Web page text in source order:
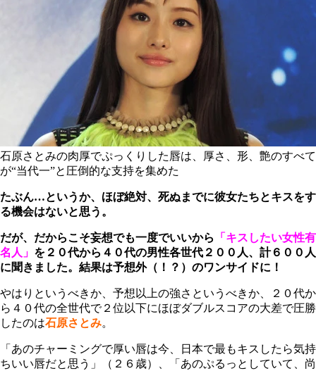
石原さとみの肉厚でぷっくりした唇は、厚さ、形、艶のすべて
が“当代一”と圧倒的な支持を集めた
たぶん…というか、ほぼ絶対、死ぬまでに彼女たちとキスをす
る機会はないと思う。
だが、だからこそ妄想でも一度でいいから
「キスしたい女性有
名人」 を２０代から４０代の男性各世代２００人、計６００人
に聞きました。結果は予想外（！？）のワンサイドに！
やはりというべきか、予想以上の強さというべきか、２０代か
ら４０代の全世代で２位以下にほぼダブルスコアの大差で圧勝
したのは石原さとみ。
「あのチャーミングで厚い唇は今、日本で最もキスしたら気持
ちいい唇だと思う」（２６歳）、「あのぷるっとしていて、尚